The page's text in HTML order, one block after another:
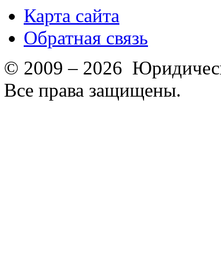
Карта сайта
Обратная связь
© 2009 – 2026
Все права защищены.